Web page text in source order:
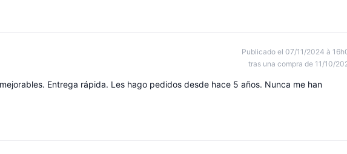
Publicado el 07/11/2024 à
tras una compra de 11/10/
Entrega rápida. Les hago pedidos desde hace 5 años. Nunca me han